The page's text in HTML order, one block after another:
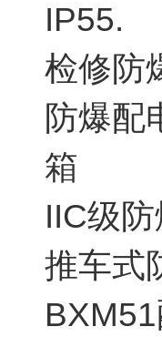
IP55.
检修防
防爆配
箱
IIC级
推车式